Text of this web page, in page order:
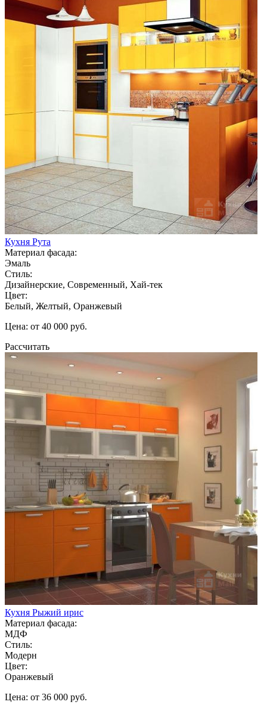
Кухня Рута
Материал фасада:
Эмаль
Стиль:
Дизайнерские, Современный, Хай-тек
Цвет:
Белый, Желтый, Оранжевый
Цена: от 40 000 руб.
Рассчитать
Кухня Рыжий ирис
Материал фасада:
МДФ
Стиль:
Модерн
Цвет:
Оранжевый
Цена: от 36 000 руб.